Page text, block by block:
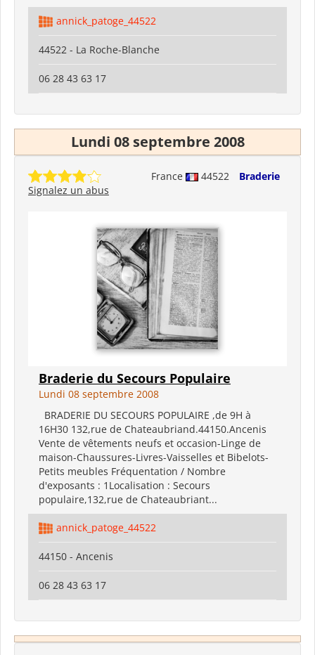
annick_patoge_44522
44522 - La Roche-Blanche
06 28 43 63 17
Lundi 08 septembre 2008
France 44522
Braderie
Signalez un abus
Braderie du Secours Populaire
Lundi 08 septembre 2008
BRADERIE DU SECOURS POPULAIRE ,de 9H à
16H30 132,rue de Chateaubriand.44150.Ancenis
Vente de vêtements neufs et occasion-Linge de
maison-Chaussures-Livres-Vaisselles et Bibelots-
Petits meubles Fréquentation / Nombre
d'exposants : 1Localisation : Secours
populaire,132,rue de Chateaubriant...
annick_patoge_44522
44150 - Ancenis
06 28 43 63 17